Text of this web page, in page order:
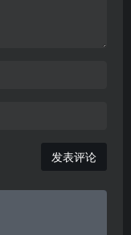
发表评论